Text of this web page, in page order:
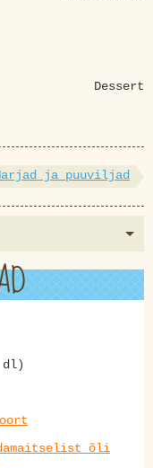
Dessert
ja puuviljad
õli